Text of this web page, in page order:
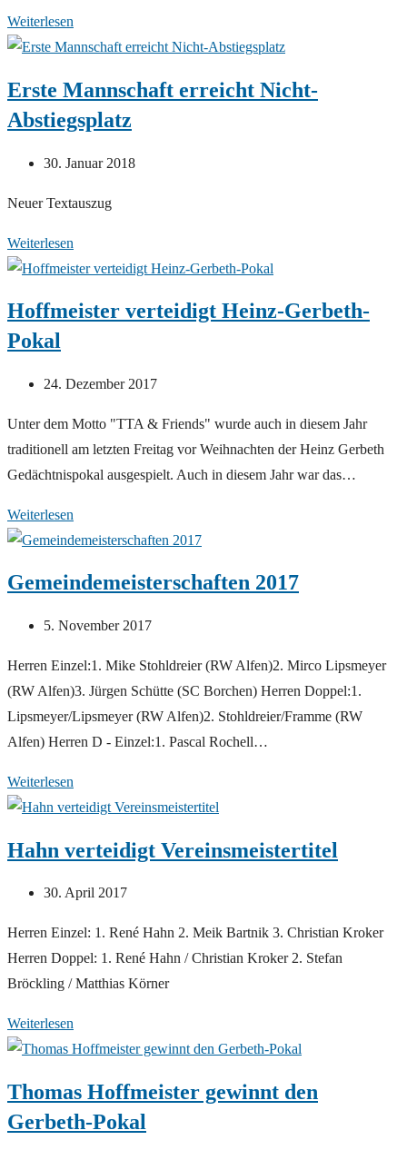
Weiterlesen
Borchen
VfL
Thüle
(6:6)
Erste Mannschaft erreicht Nicht-
Abstiegsplatz
Beitrag
30. Januar 2018
Neuer Textauszug
Weiterlesen
Mannschaft
Nicht-
Hoffmeister verteidigt Heinz-Gerbeth-
Pokal
Beitrag
24. Dezember 2017
Unter dem Motto "TTA & Friends" wurde auch in diesem Jahr
traditionell am letzten Freitag vor Weihnachten der Heinz Gerbeth
Gedächtnispokal ausgespielt. Auch in diesem Jahr war das…
Weiterlesen
verteidigt
Gerbeth-
Gemeindemeisterschaften 2017
Beitrag
5. November 2017
Herren Einzel:1. Mike Stohldreier (RW Alfen)2. Mirco Lipsmeyer
(RW Alfen)3. Jürgen Schütte (SC Borchen) Herren Doppel:1.
Lipsmeyer/Lipsmeyer (RW Alfen)2. Stohldreier/Framme (RW
Alfen) Herren D - Einzel:1. Pascal Rochell…
Weiterlesen
2017
Hahn verteidigt Vereinsmeistertitel
Beitrag
30. April 2017
Herren Einzel: 1. René Hahn 2. Meik Bartnik 3. Christian Kroker
Herren Doppel: 1. René Hahn / Christian Kroker 2. Stefan
Bröckling / Matthias Körner
Weiterlesen
verteidigt
Thomas Hoffmeister gewinnt den
Gerbeth-Pokal